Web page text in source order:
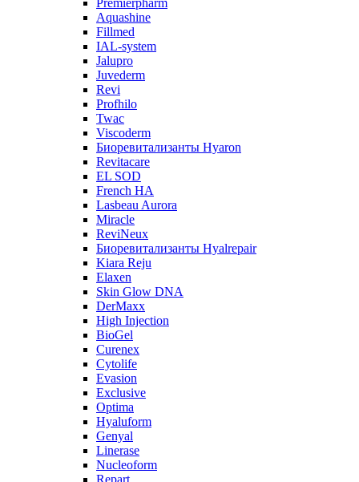
Premierpharm
Aquashine
Fillmed
IAL-system
Jalupro
Juvederm
Revi
Profhilo
Twac
Viscoderm
Биоревитализанты Hyaron
Revitacare
EL SOD
French HA
Lasbeau Aurora
Miracle
ReviNeux
Биоревитализанты Hyalrepair
Kiara Reju
Elaxen
Skin Glow DNA
DerMaxx
High Injection
BioGel
Curenex
Cytolife
Evasion
Exclusive
Optima
Hyaluform
Genyal
Linerase
Nucleoform
Repart